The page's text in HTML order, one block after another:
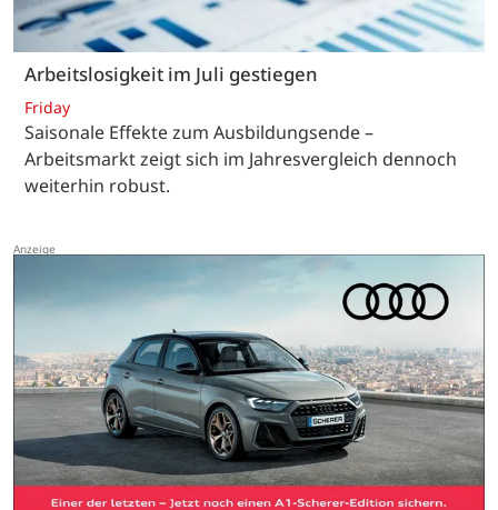
Arbeitslosigkeit im Juli gestiegen
Friday
Saisonale Effekte zum Ausbildungsende –
Arbeitsmarkt zeigt sich im Jahresvergleich dennoch
weiterhin robust.